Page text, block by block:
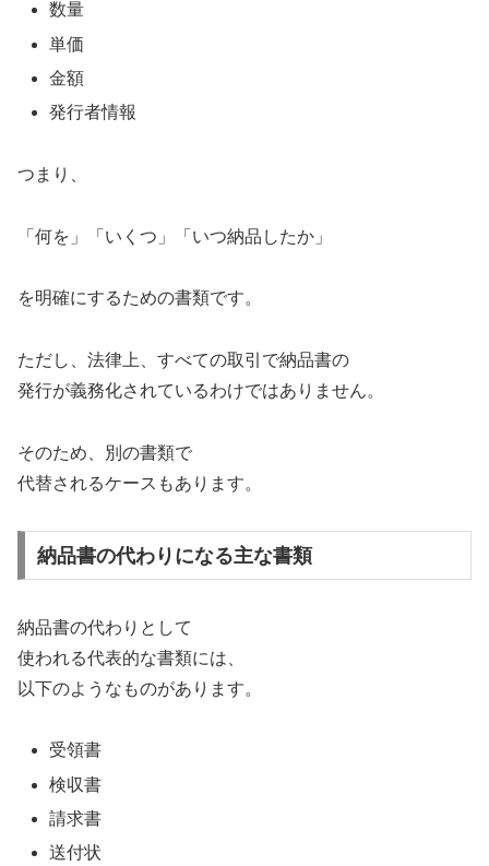
数量
単価
金額
発行者情報
つまり、
「何を」「いくつ」「いつ納品したか」
を明確にするための書類です。
ただし、法律上、すべての取引で納品書の
発行が義務化されているわけではありません。
そのため、別の書類で
代替されるケースもあります。
納品書の代わりになる主な書類
納品書の代わりとして
使われる代表的な書類には、
以下のようなものがあります。
受領書
検収書
請求書
送付状